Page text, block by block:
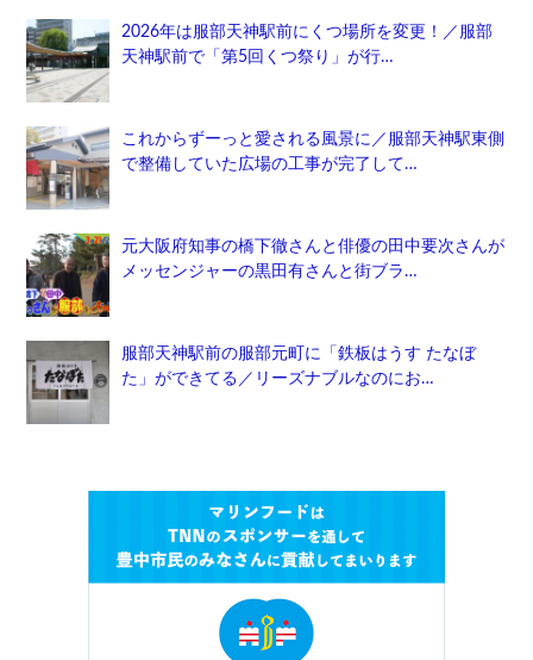
2026年は服部天神駅前にくつ場所を変更！／服部
天神駅前で「第5回くつ祭り」が行…
これからずーっと愛される風景に／服部天神駅東側
で整備していた広場の工事が完了して…
元大阪府知事の橋下徹さんと俳優の田中要次さんが
メッセンジャーの黒田有さんと街ブラ…
服部天神駅前の服部元町に「鉄板はうす たなぼ
た」ができてる／リーズナブルなのにお…